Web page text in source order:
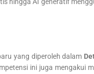
yang diperoleh dalam
ini juga mengakui